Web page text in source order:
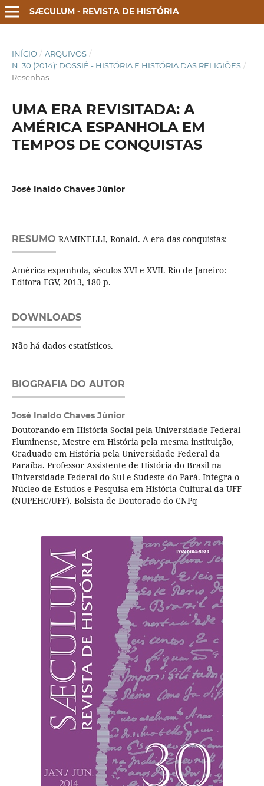
SÆCULUM - REVISTA DE HISTÓRIA
INÍCIO / ARQUIVOS /
N. 30 (2014): DOSSIÊ - HISTÓRIA E HISTÓRIA DAS RELIGIÕES /
Resenhas
UMA ERA REVISITADA: A
AMÉRICA ESPANHOLA EM
TEMPOS DE CONQUISTAS
José Inaldo Chaves Júnior
RESUMO RAMINELLI, Ronald. A era das conquistas:
América espanhola, séculos XVI e XVII. Rio de Janeiro:
Editora FGV, 2013, 180 p.
DOWNLOADS
Não há dados estatísticos.
BIOGRAFIA DO AUTOR
José Inaldo Chaves Júnior
Doutorando em História Social pela Universidade Federal
Fluminense, Mestre em História pela mesma instituição,
Graduado em História pela Universidade Federal da
Paraíba. Professor Assistente de História do Brasil na
Universidade Federal do Sul e Sudeste do Pará. Integra o
Núcleo de Estudos e Pesquisa em História Cultural da UFF
(NUPEHC/UFF). Bolsista de Doutorado do CNPq